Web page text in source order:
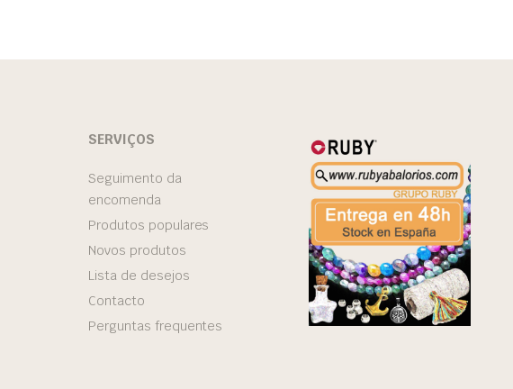
SERVIÇOS
Seguimento da
encomenda
Produtos populares
Novos produtos
Lista de desejos
Contacto
Perguntas frequentes